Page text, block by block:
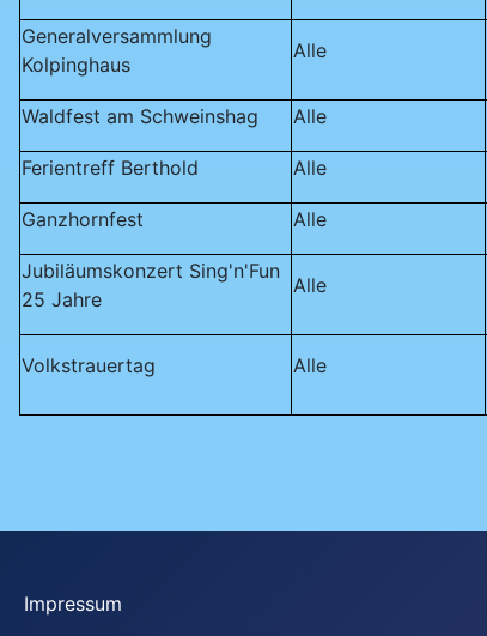
Generalversammlung
Kolpinghaus
Alle
Waldfest am Schweinshag Alle
Ferientreff Berthold Alle
Ganzhornfest Alle
Jubiläumskonzert Sing'n'Fun
25 Jahre
Alle
Volkstrauertag Alle
Impressum